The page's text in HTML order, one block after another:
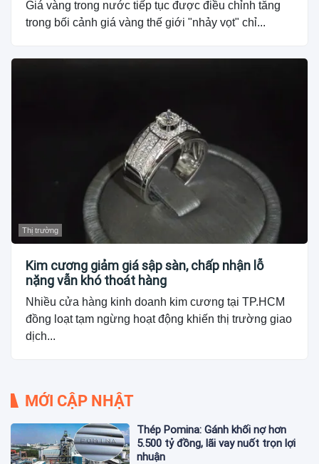
Giá vàng trong nước tiếp tục được điều chỉnh tăng
trong bối cảnh giá vàng thế giới "nhảy vọt" chỉ...
Thị trường
Kim cương giảm giá sập sàn, chấp nhận lỗ
nặng vẫn khó thoát hàng
Nhiều cửa hàng kinh doanh kim cương tại TP.HCM
đồng loạt tạm ngừng hoạt động khiến thị trường giao
dịch...
MỚI CẬP NHẬT
Thép Pomina: Gánh khối nợ hơn
5.500 tỷ đồng, lãi vay nuốt trọn lợi
nhuận